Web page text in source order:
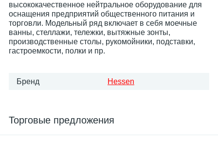
высококачественное нейтральное оборудование для
оснащения предприятий общественного питания и
торговли. Модельный ряд включает в себя моечные
ванны, стеллажи, тележки, вытяжные зонты,
производственные столы, рукомойники, подставки,
гастроемкости, полки и пр.
Бренд Hessen
Торговые предложения